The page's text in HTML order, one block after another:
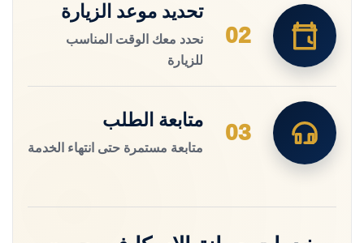
02
تحديد موعد الزيارة
نحدد معك الوقت المناسب
للزيارة
03
متابعة الطلب
متابعة مستمرة حتى انتهاء الخدمة